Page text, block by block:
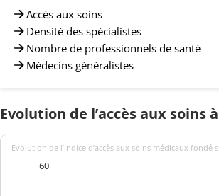
Accès aux soins
Densité des spécialistes
Nombre de professionnels de santé
Médecins généralistes
Evolution de l’accès aux soins
Evolution de l’indice d’accès aux soins médicaux fondé
60